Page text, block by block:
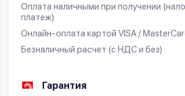
Оплата наличными при получении
платеж)
Онлайн-оплата картой VISA /
Безналичный расчет (с НДС и без)
Гарантия